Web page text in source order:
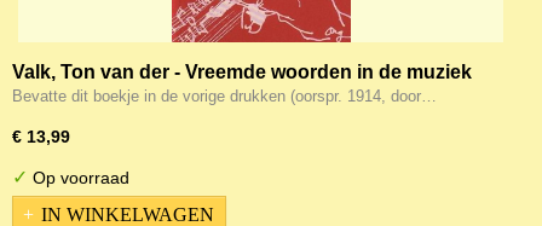
Valk, Ton van der - Vreemde woorden in de muziek
Bevatte dit boekje in de vorige drukken (oorspr. 1914, door…
€ 13,99
✓ Op voorraad
IN WINKELWAGEN